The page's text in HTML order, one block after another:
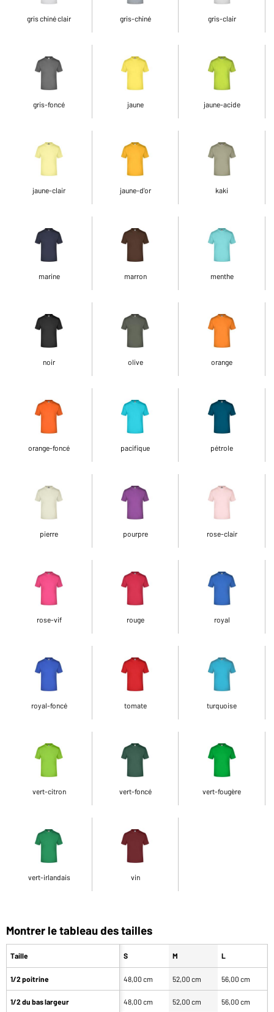
gris chiné clair gris-chiné gris-clair
gris-foncé jaune jaune-acide
jaune-clair jaune-d'or kaki
marine marron menthe
noir olive orange
orange-foncé pacifique pétrole
pierre pourpre rose-clair
rose-vif rouge royal
royal-foncé tomate turquoise
vert-citron vert-foncé vert-fougère
vert-irlandais vin
Montrer le tableau des tailles
Taille
1/2 poitrine
1/2 du bas largeur
S M L
48,00 cm 52,00 cm 56,00 cm
48,00 cm 52,00 cm 56,00 cm